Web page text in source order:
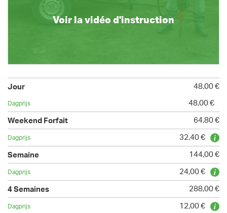
Voir la vidéo d'instruction
48,00 €
48,00 €
64,80 €
32,40 €
144,00 €
24,00 €
288,00 €
12,00 €